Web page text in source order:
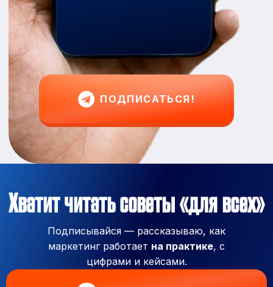
ПОДПИСАТЬСЯ!
Хватит читать советы «для всех»
Подписывайся — рассказываю, как
маркетинг работает на практике, с
цифрами и кейсами.